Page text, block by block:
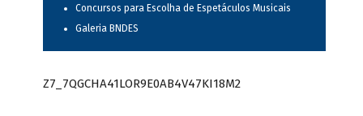
Concursos para Escolha de Espetáculos Musicais
Galeria BNDES
Z7_7QGCHA41LOR9E0AB4V47KI18M2